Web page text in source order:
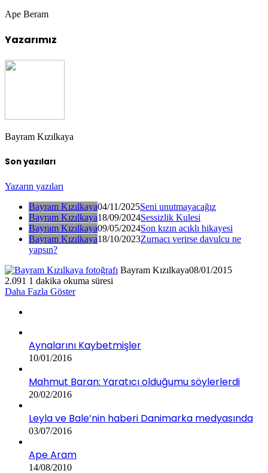
Ape Beram
Yazarımız
Bayram Kızılkaya
Son yazıları
Yazarın yazıları
Bayram Kızılkaya04/11/2025Seni unutmayacağız
Bayram Kızılkaya18/09/2024Sessizlik Kulesi
Bayram Kızılkaya09/05/2024Son kızın acıklı hikayesi
Bayram Kızılkaya18/10/2023Zurnacı verirse davulcu ne
yapsın?
Bayram Kızılkaya08/01/2015
2.091 1 dakika okuma süresi
Daha Fazla Göster
Aynalarını Kaybetmişler
10/01/2016
Mahmut Baran: Yaratıcı olduğumu söylerlerdi
20/02/2016
Leyla ve Bale’nin haberi Danimarka medyasında
03/07/2016
Ape Aram
14/08/2010